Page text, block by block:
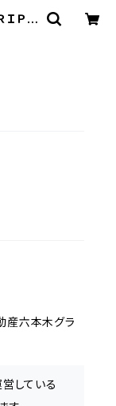
ＰＰ
産六本木グラ
営している